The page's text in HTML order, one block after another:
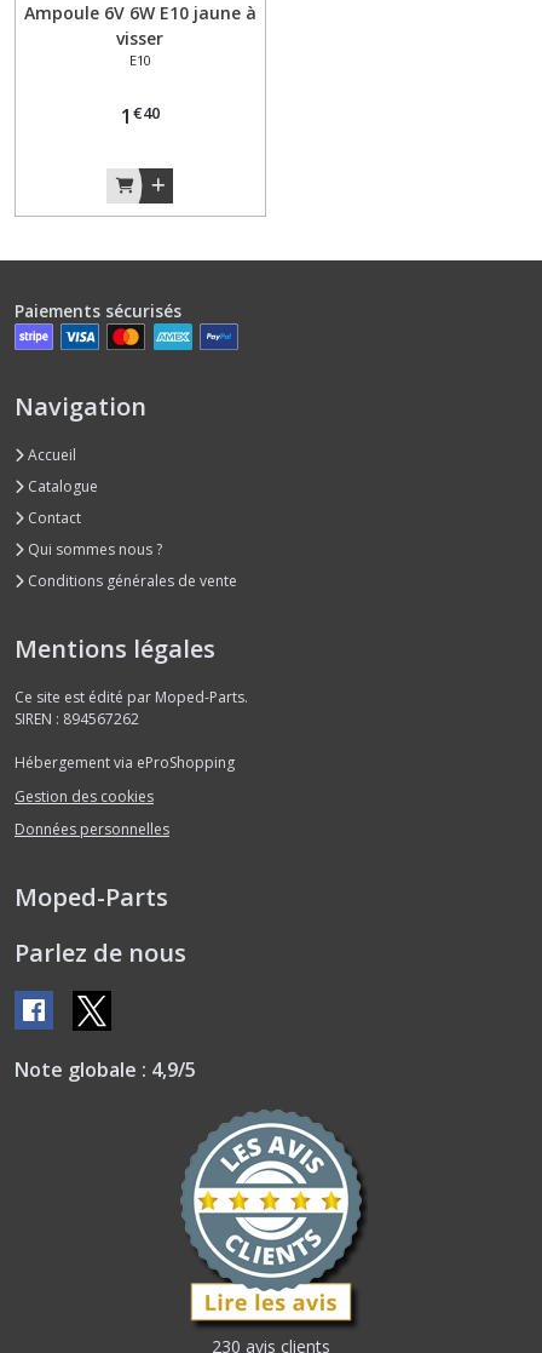
Ampoule 6V 6W E10 jaune à
visser
E10
1 €40
Paiements sécurisés
Navigation
Accueil
Catalogue
Contact
Qui sommes nous ?
Conditions générales de vente
Mentions légales
Ce site est édité par Moped-Parts.
SIREN : 894567262
Hébergement via eProShopping
Gestion des cookies
Données personnelles
Moped-Parts
Parlez de nous
Note globale : 4,9/5
230 avis clients